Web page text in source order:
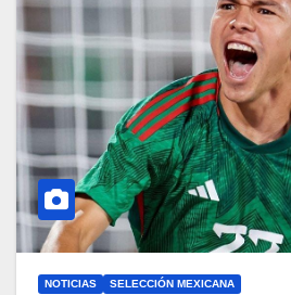
NOTICIAS SELECCIÓN MEXICANA